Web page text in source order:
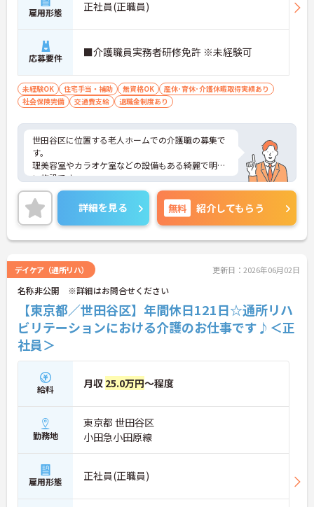
・住宅斡旋制度で転居を伴う就業をバックアップ
・お財布に優しいワンコイン程度の職員食堂を完備
・最寄り駅から徒歩4分という好立地で毎日の通勤
も快適です
雇用形態 正社員(正職員)
応募要件 ■介護職員実務者研修免許 ※未経験可
未経験OK 住宅手当・補助 無資格OK
産休･育休･介護休暇取得実績あり
社会保険完備
交通費支給 退職金制度あり
世田谷区に位置する老人ホームでの介護職の募集で
す。
理美容室やカラオケ室などの設備もある綺麗で明る
い施設です。
夜勤もありますが4週8休制とお休みもしっかりござ
います。
また、住宅手当がございますことも嬉しいポイント
ですね♪
ご興味のある方は面接対策ポイントなどお話いたし
詳細を見る 無料 紹介してもらう
デイケア（通所リハ） 更新日：2026年06月02日
名称非公開 ※詳細はお問合せください
【東京都／世田谷区】年間休日121日☆通所リハ
ビリテーションにおける介護のお仕事です♪＜正
社員＞
給料 月収 25.0万円～程度
勤務地
東京都 世田谷区
小田急小田原線
雇用形態 正社員(正職員)